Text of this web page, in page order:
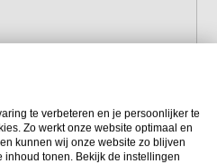
te verbeteren en je persoonlijker te
Zo werkt onze website optimaal en
kunnen wij onze website zo blijven
tonen. Bekijk de instellingen